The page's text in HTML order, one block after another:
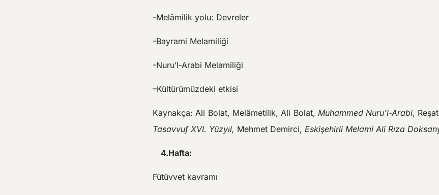
-Melâmilik yolu: Devreler
-Bayrami Melamiliği
-Nuru’l-Arabi Melamiliği
–Kültürümüzdeki etkisi
Kaynakça: Ali Bolat, Melâmetilik, Ali Bolat, Muhammed Nuru’l-Arabi,
Tasavvuf XVI. Yüzyıl, Mehmet Demirci, Eskişehirli Melami Ali Rıza
4.Hafta:
Fütüvvet kavramı